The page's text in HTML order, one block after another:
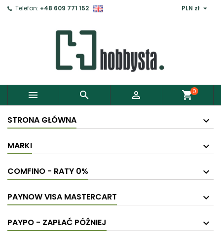
Telefon: +48 609 771 152 PLN zł 
   shopping_cart0
STRONA GŁÓWNA
MARKI
COMFINO - RATY 0%
PAYNOW VISA MASTERCART
PAYPO - ZAPŁAĆ PÓŹNIEJ
Zaloguj ×
Aby zapisać produkty do Schowka, musisz się
Anuluj Zaloguj